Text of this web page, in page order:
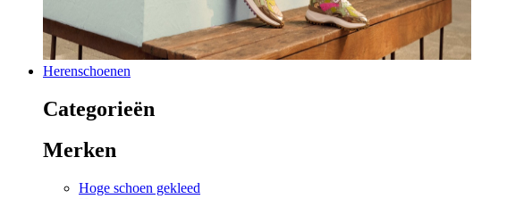
Herenschoenen
Categorieën
Merken
Hoge schoen gekleed